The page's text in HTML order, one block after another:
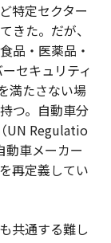
特定セクター
きた。だが、
品・医薬品・
セキュリティ
満たさない場
つ。自動車分
UN Regulatio
動車メーカー
再定義してい
共通する難し